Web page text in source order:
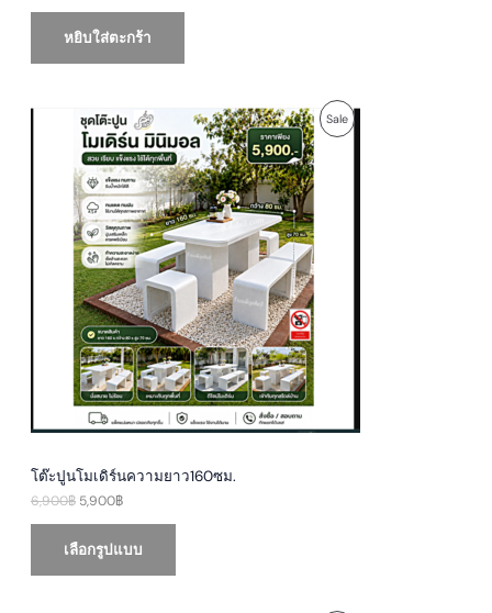
หยิบใส่ตะกร้า
SaleP
S
โต๊ะปูนโมเดิร์นความยาว160ซม.
6,900฿
r
g
i
n
a
l
p
r
i
c
e
w
a
s
:
6
,
9
฿
5,900฿
u
r
r
e
n
t
p
r
i
c
e
i
s
:
5
,
9
0
0
เลือกรูปแบบ